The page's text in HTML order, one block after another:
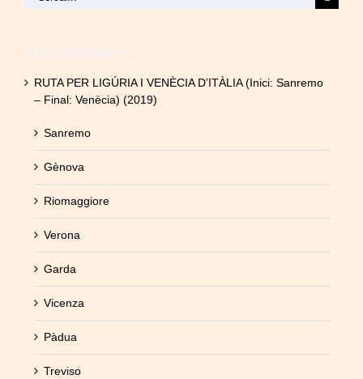
RUTA PER LIGÚRIA I VENÈCIA D’ITÀLIA (Inici: Sanremo
– Final: Venècia) (2019)
Sanremo
Gènova
Riomaggiore
Verona
Garda
Vicenza
Pàdua
Treviso